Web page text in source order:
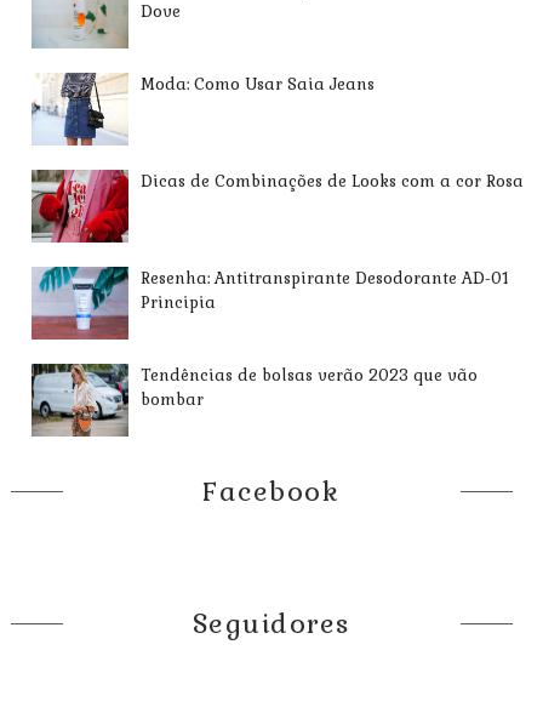
Dove
Moda: Como Usar Saia Jeans
Dicas de Combinações de Looks com a cor Rosa
Resenha: Antitranspirante Desodorante AD-01
Principia
Tendências de bolsas verão 2023 que vão
bombar
Facebook
Seguidores